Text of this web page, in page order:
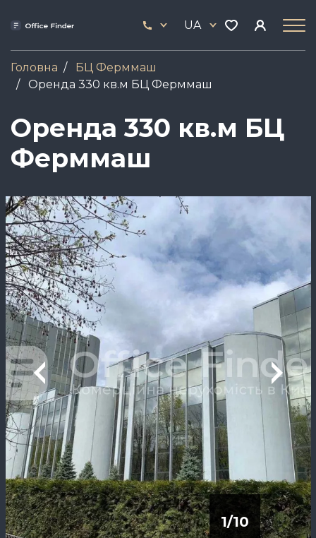
17
UA
Головна
БЦ Ферммаш
Оренда 330 кв.м БЦ Ферммаш
Оренда 330 кв.м БЦ
Ферммаш
Зображення
1/10